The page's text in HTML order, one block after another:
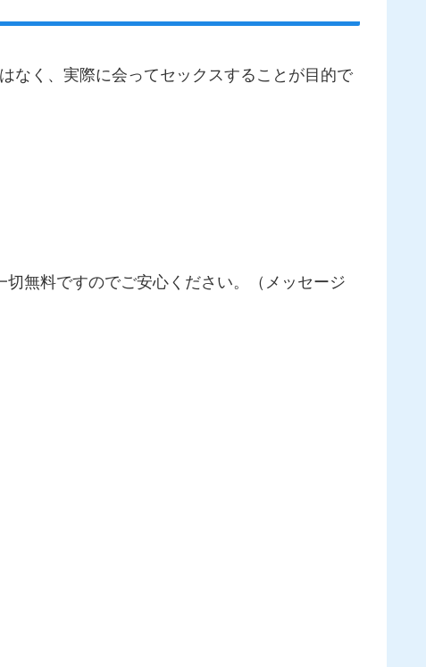
なく、実際に会ってセックスすることが目的で
無料ですのでご安心ください。（メッセージ